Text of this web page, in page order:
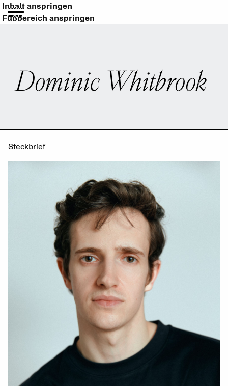
Inhalt anspringen
Fußbereich anspringen
Dominic Whitbrook
Steckbrief